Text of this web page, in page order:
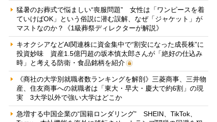
猛暑のお葬式で悩ましい“喪服問題” 女性は「ワンピースを着
ていけばOK」という俗説に潜む誤解、なぜ「ジャケット」が
マストなのか？《1級葬祭ディレクターが解説》
キオクシアなどAI関連株に資金集中で“割安になった成長株”に
投資妙味 資産1.5億円超の坂本慎太郎さんが「絶好の仕込み
時」と考える防衛・食品銘柄を紹介
《商社の大学別就職者数ランキングを解剖》三菱商事、三井物
産、住友商事への就職者は「東大・早大・慶大で約6割」の現
実 3大学以外で強い大学はどこか
急増する中国企業の“国籍ロンダリング” SHEIN、TikTok、